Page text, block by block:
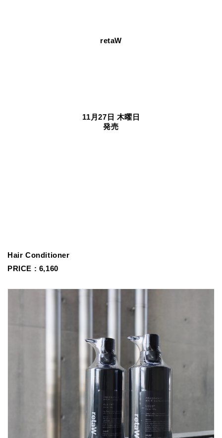
retaW
11月27日 木曜日
発売
Hair Conditioner
PRICE : 6,160